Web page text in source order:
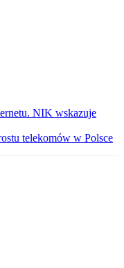
NIK wskazuje
telekomów w Polsce